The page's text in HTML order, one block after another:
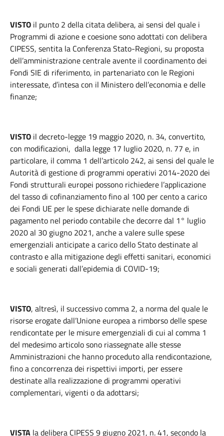
VISTO il punto 2 della citata delibera, ai sensi del quale i
Programmi di azione e coesione sono adottati con delibera
CIPESS, sentita la Conferenza Stato-Regioni, su proposta
dell’amministrazione centrale avente il coordinamento dei
Fondi SIE di riferimento, in partenariato con le Regioni
interessate, d’intesa con il Ministero dell’economia e delle
finanze;
VISTO il decreto-legge 19 maggio 2020, n. 34, convertito,
con modificazioni, dalla legge 17 luglio 2020, n. 77 e, in
particolare, il comma 1 dell’articolo 242, ai sensi del quale le
Autorità di gestione di programmi operativi 2014-2020 dei
Fondi strutturali europei possono richiedere l’applicazione
del tasso di cofinanziamento fino al 100 per cento a carico
dei Fondi UE per le spese dichiarate nelle domande di
pagamento nel periodo contabile che decorre dal 1° luglio
2020 al 30 giugno 2021, anche a valere sulle spese
emergenziali anticipate a carico dello Stato destinate al
contrasto e alla mitigazione degli effetti sanitari, economici
e sociali generati dall’epidemia di COVID-19;
VISTO, altresì, il successivo comma 2, a norma del quale le
risorse erogate dall’Unione europea a rimborso delle spese
rendicontate per le misure emergenziali di cui al comma 1
del medesimo articolo sono riassegnate alle stesse
Amministrazioni che hanno proceduto alla rendicontazione,
fino a concorrenza dei rispettivi importi, per essere
destinate alla realizzazione di programmi operativi
complementari, vigenti o da adottarsi;
VISTA la delibera CIPESS 9 giugno 2021, n. 41, secondo la